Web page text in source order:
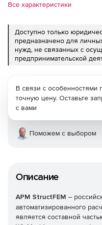
Все характеристики
Доступно только
предназначено для
нужд, не связанных с
предпринимательской
Описание
APM StructFEM –
автоматизированного
является составной
В связи с особенностями
точную цену. Оставьте
с вами
Поможем с выбором